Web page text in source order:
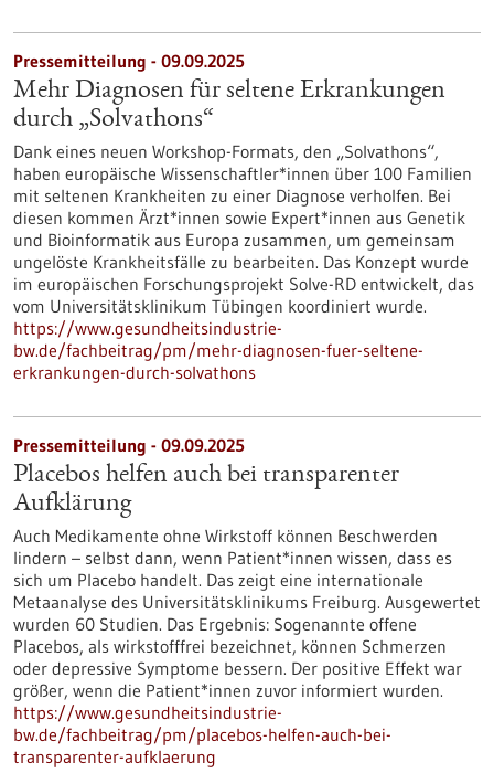
Pressemitteilung - 09.09.2025
Mehr Diagnosen für seltene Erkrankungen
durch „Solvathons“
Dank eines neuen Workshop-Formats, den „Solvathons“,
haben europäische Wissenschaftler*innen über 100 Familien
mit seltenen Krankheiten zu einer Diagnose verholfen. Bei
diesen kommen Ärzt*innen sowie Expert*innen aus Genetik
und Bioinformatik aus Europa zusammen, um gemeinsam
ungelöste Krankheitsfälle zu bearbeiten. Das Konzept wurde
im europäischen Forschungsprojekt Solve-RD entwickelt, das
vom Universitätsklinikum Tübingen koordiniert wurde.
https://www.gesundheitsindustrie-
bw.de/fachbeitrag/pm/mehr-diagnosen-fuer-seltene-
erkrankungen-durch-solvathons
Pressemitteilung - 09.09.2025
Placebos helfen auch bei transparenter
Aufklärung
Auch Medikamente ohne Wirkstoff können Beschwerden
lindern – selbst dann, wenn Patient*innen wissen, dass es
sich um Placebo handelt. Das zeigt eine internationale
Metaanalyse des Universitätsklinikums Freiburg. Ausgewertet
wurden 60 Studien. Das Ergebnis: Sogenannte offene
Placebos, als wirkstofffrei bezeichnet, können Schmerzen
oder depressive Symptome bessern. Der positive Effekt war
größer, wenn die Patient*innen zuvor informiert wurden.
https://www.gesundheitsindustrie-
bw.de/fachbeitrag/pm/placebos-helfen-auch-bei-
transparenter-aufklaerung